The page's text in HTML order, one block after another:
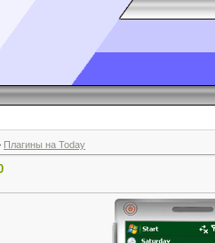
Плагины на Today